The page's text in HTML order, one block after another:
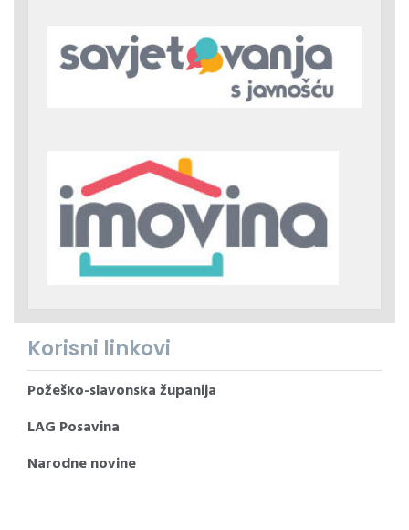
Korisni linkovi
Požeško-slavonska županija
LAG Posavina
Narodne novine